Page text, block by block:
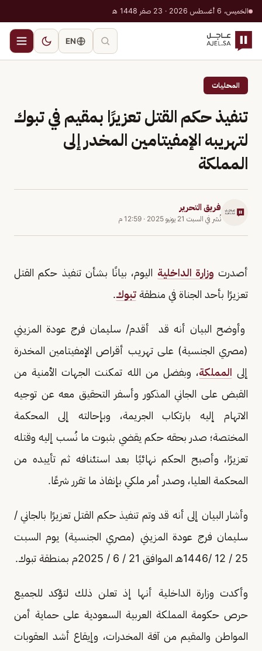
الخميس، 6 أغسطس 2026 · 23 صفر 1448 هـ
EN
المحليات
تنفيذ حكم القتل تعزيرًا بمقيم في تبوك
لتهريبه الإمفيتامين المخدر إلى
المملكة
فريق التحرير
نُشر في السبت 21 يونيو 2025 · 12:59 م
أصدرت وزارة الداخلية اليوم، بيانًا بشأن تنفيذ حكم القتل
تعزيرًا بأحد الجناة في منطقة تبوك.
وأوضح البيان أنه قد أقدم/ سليمان فرج عودة المزيني
(مصري الجنسية) على تهريب أقراص الإمفيتامين المخدرة
إلى المملكة، وبفضل من الله تمكنت الجهات الأمنية من
القبض على الجاني المذكور وأسفر التحقيق معه عن توجيه
الاتهام إليه بارتكاب الجريمة، وبإحالته إلى المحكمة
المختصة؛ صدر بحقه حكم يقضي بثبوت ما نُسب إليه وقتله
تعزيرًا، وأصبح الحكم نهائيًا بعد استئنافه ثم تأييده من
المحكمة العليا، وصدر أمر ملكي بإنفاذ ما تقرر شرعًا.
وأشار البيان إلى أنه قد وتم تنفيذ حكم القتل تعزيرًا بالجاني /
سليمان فرج عودة المزيني (مصري الجنسية) يوم السبت
25 / 12 /1446هـ الموافق 21 / 6 / 2025م بمنطقة تبوك.
وأكدت وزارة الداخلية أنها إذ تعلن ذلك لتؤكد للجميع
حرص حكومة المملكة العربية السعودية على حماية أمن
المواطن والمقيم من آفة المخدرات، وإيقاع أشد العقوبات